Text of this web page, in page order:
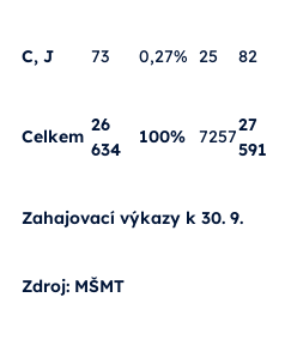
C, J 73 0,27% 25 82
Celkem
26
634
100% 7257
27
591
Zahajovací výkazy k 30. 9.
Zdroj: MŠMT